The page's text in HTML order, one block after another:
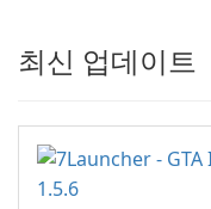
최신 업데이트